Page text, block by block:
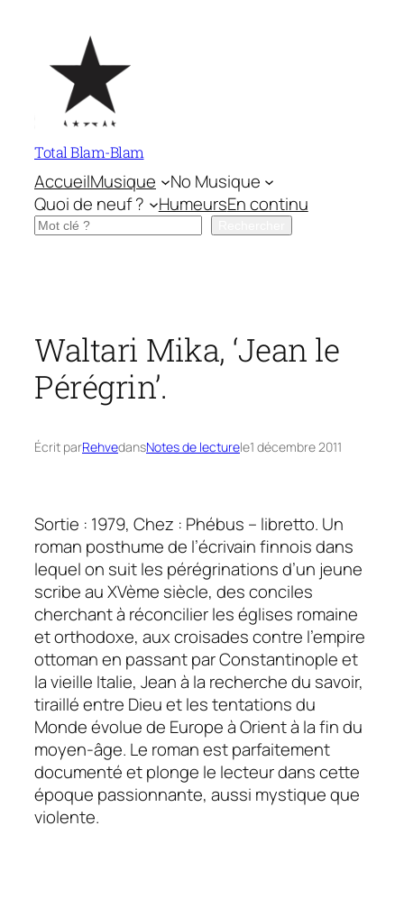
contenu
Total Blam-Blam
AccueilMusique
No Musique
Quoi de neuf ?
HumeursEn continu
Rechercher
Waltari Mika, ‘Jean le
Pérégrin’.
Écrit parRehvedansNotes de lecturele1 décembre 2011
Sortie : 1979, Chez : Phébus – libretto. Un
roman posthume de l’écrivain finnois dans
lequel on suit les pérégrinations d’un jeune
scribe au XVème siècle, des conciles
cherchant à réconcilier les églises romaine
et orthodoxe, aux croisades contre l’empire
ottoman en passant par Constantinople et
la vieille Italie, Jean à la recherche du savoir,
tiraillé entre Dieu et les tentations du
Monde évolue de Europe à Orient à la fin du
moyen-âge. Le roman est parfaitement
documenté et plonge le lecteur dans cette
époque passionnante, aussi mystique que
violente.